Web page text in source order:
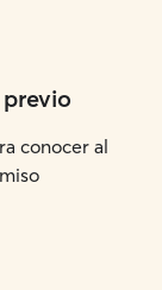
conocer al